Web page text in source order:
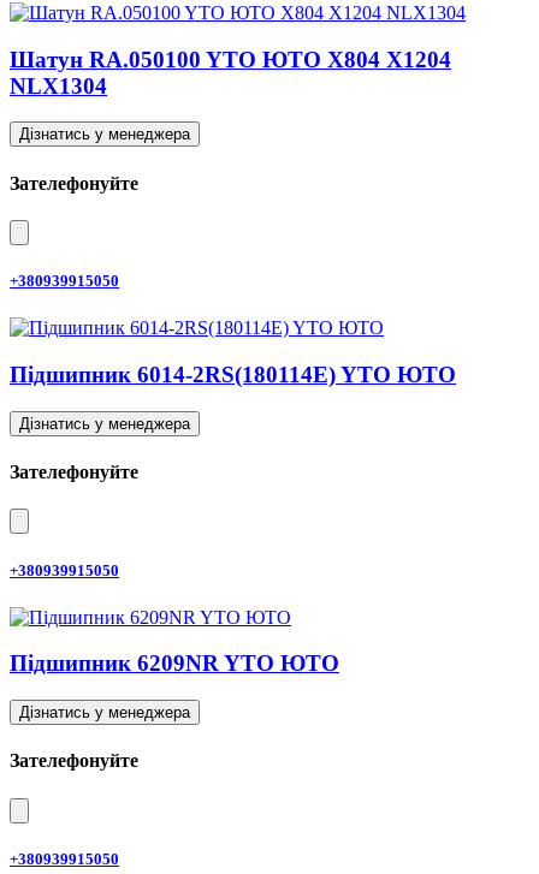
Шатун RA.050100 YTO ЮТО X804 X1204
NLX1304
Дізнатись у менеджера
Зателефонуйте
+380939915050
Підшипник 6014-2RS(180114E) YTO ЮТО
Дізнатись у менеджера
Зателефонуйте
+380939915050
Підшипник 6209NR YTO ЮТО
Дізнатись у менеджера
Зателефонуйте
+380939915050